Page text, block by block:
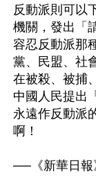
反動派則可以
機關，發出「
容忍反動派那
黨、民盟、社
在被殺、被捕
中國人民提出
永遠作反動派
啊！
──《新華日報